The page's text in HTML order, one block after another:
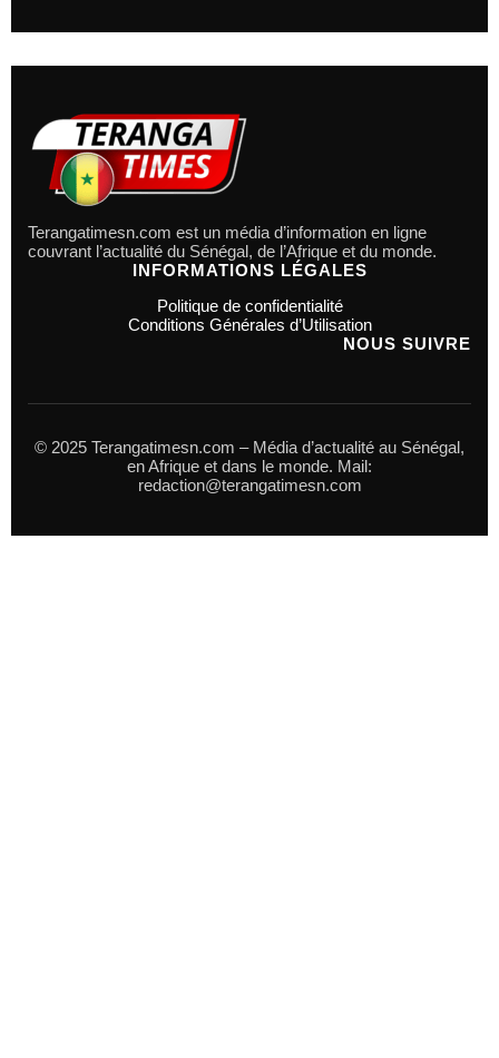
Terangatimesn.com est un média d’information en ligne
couvrant l’actualité du Sénégal, de l’Afrique et du monde.
INFORMATIONS LÉGALES
Politique de confidentialité
Conditions Générales d’Utilisation
NOUS SUIVRE
© 2025 Terangatimesn.com – Média d’actualité au Sénégal,
en Afrique et dans le monde. Mail:
redaction@terangatimesn.com